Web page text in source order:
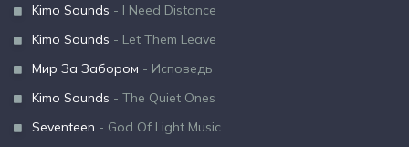
Kimo Sounds - I Need Distance
Kimo Sounds - Let Them Leave
Мир За Забором - Исповедь
Kimo Sounds - The Quiet Ones
Seventeen - God Of Light Music